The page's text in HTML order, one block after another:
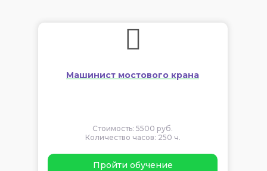
Машинист мостового крана
Стоимость: 5500 руб.
Количество часов: 250 ч.
Пройти обучение